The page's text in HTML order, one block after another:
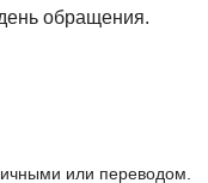
обращения.
или переводом.